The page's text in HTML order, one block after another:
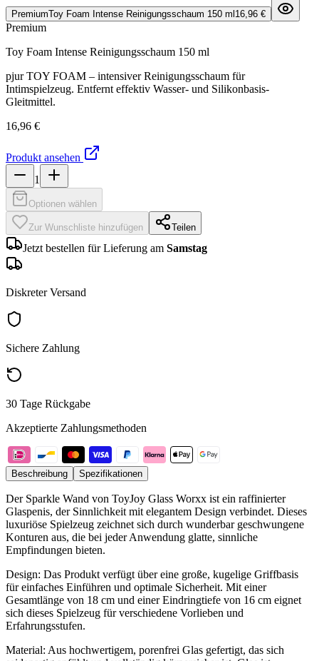
PremiumToy Foam Intense Reinigungsschaum 150 ml 16,96 €
Premium
Toy Foam Intense Reinigungsschaum 150 ml
pjur TOY FOAM – intensiver Reinigungsschaum für
Intimspielzeug. Entfernt effektiv Wasser- und Silikonbasis-
Gleitmittel.
16,96 €
Produkt ansehen
1
Optionen wählen
Zur Wunschliste hinzufügen Teilen
Jetzt bestellen für Lieferung am Samstag
Diskreter Versand
Sichere Zahlung
30 Tage Rückgabe
Akzeptierte Zahlungsmethoden
Beschreibung Spezifikationen
Der Sparkle Wand von ToyJoy Glass Worxx ist ein raffinierter
Glaspenis, der Sinnlichkeit mit elegantem Design verbindet. Dieses
luxuriöse Spielzeug zeichnet sich durch wunderbar geschwungene
Konturen aus, die bei jeder Anwendung glatte, sinnliche
Empfindungen bieten.
Design: Das Produkt verfügt über eine große, kugelige Griffbasis
für einfaches Einführen und optimale Sicherheit. Mit einer
Gesamtlänge von 18 cm und einer Eindringtiefe von 16 cm eignet
sich dieses Spielzeug für verschiedene Vorlieben und
Erfahrungsstufen.
Material: Aus hochwertigem, porenfrei Glas gefertigt, das sich